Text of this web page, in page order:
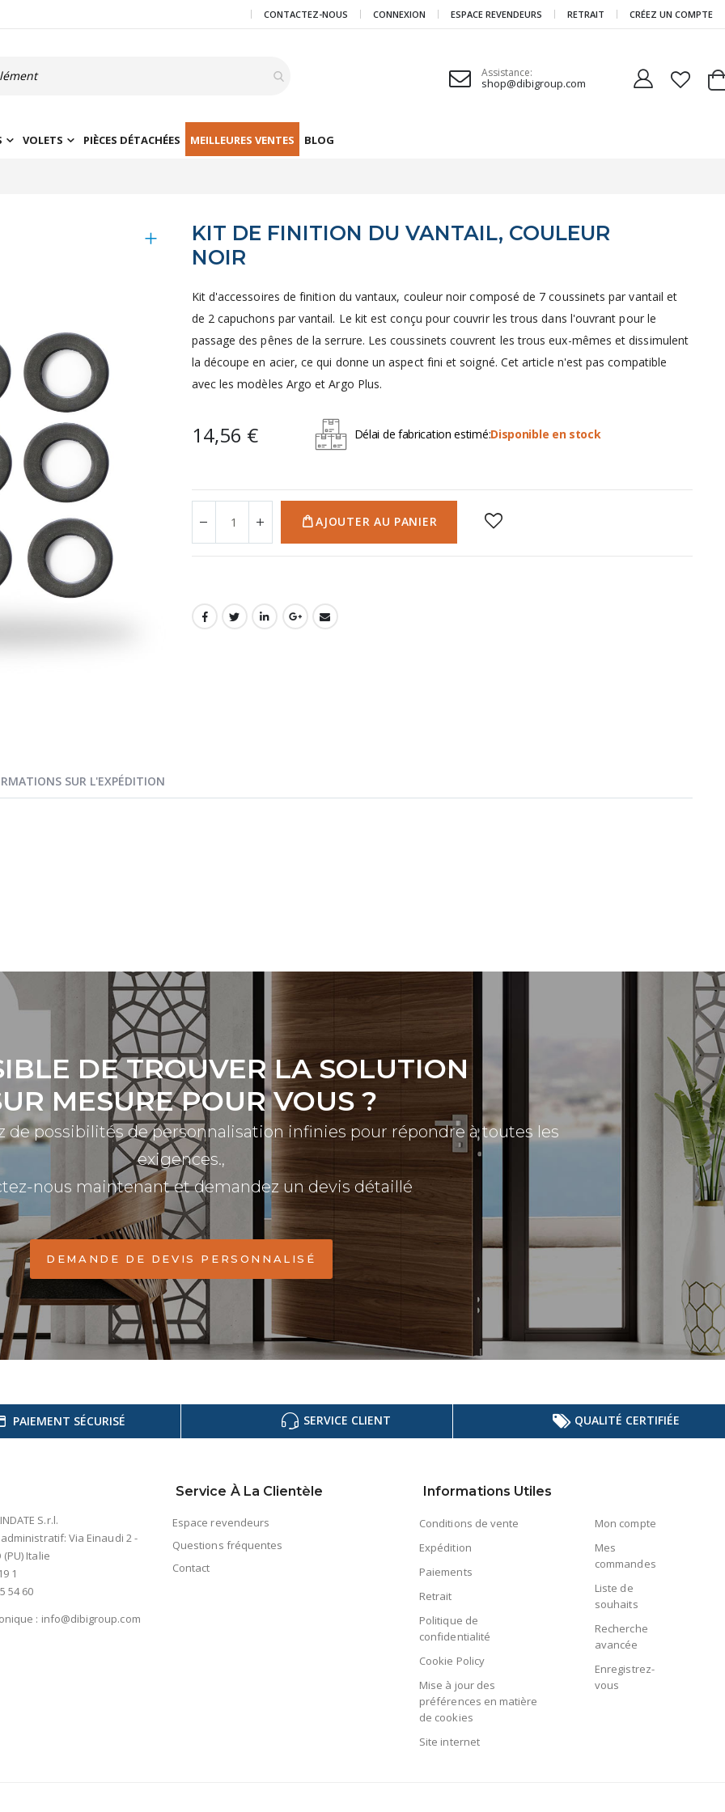
CONTACTEZ-NOUS CONNEXION ESPACE REVENDEURS RETRAIT CRÉEZ UN COMPTE
Assistance:
shop@dibigroup.com
VOLETS PIÈCES DÉTACHÉES MEILLEURES VENTES BLOG
KIT DE FINITION DU VANTAIL, COULEUR
NOIR
Kit d'accessoires de finition du vantaux, couleur noir composé de 7 coussinets par vantail et
de 2 capuchons par vantail. Le kit est conçu pour couvrir les trous dans l'ouvrant pour le
passage des pênes de la serrure. Les coussinets couvrent les trous eux-mêmes et dissimulent
la découpe en acier, ce qui donne un aspect fini et soigné. Cet article n'est pas compatible
avec les modèles Argo et Argo Plus.
14,56 € Délai de fabrication estimé:Disponible en stock
AJOUTER AU PANIER
SUR L'EXPÉDITION
DE TROUVER LA SOLUTION
MESURE POUR VOUS ?
de possibilités de personnalisation infinies pour répondre à toutes les
exigences.,
nous maintenant et demandez un devis détaillé
DEMANDE DE DEVIS PERSONNALISÉ
PAIEMENT SÉCURISÉ SERVICE CLIENT QUALITÉ CERTIFIÉE
S.r.l.
Via Einaudi 2 -
(PU) Italie
1
54 60
: info@dibigroup.com
Service À La Clientèle
Espace revendeurs
Questions fréquentes
Contact
Informations Utiles
Conditions de vente
Expédition
Paiements
Retrait
Politique de
confidentialité
Cookie Policy
Mise à jour des
préférences en matière
de cookies
Site internet
Mon compte
Mes
commandes
Liste de
souhaits
Recherche
avancée
Enregistrez-
vous